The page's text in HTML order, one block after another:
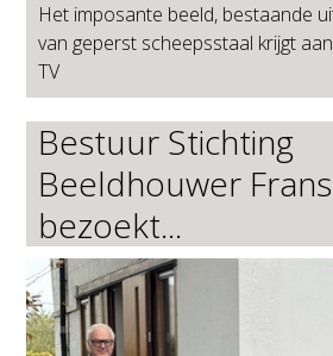
Het imposante beeld, bestaande
van geperst scheepsstaal krijgt
TV
Bestuur Stichting
Beeldhouwer
bezoekt...